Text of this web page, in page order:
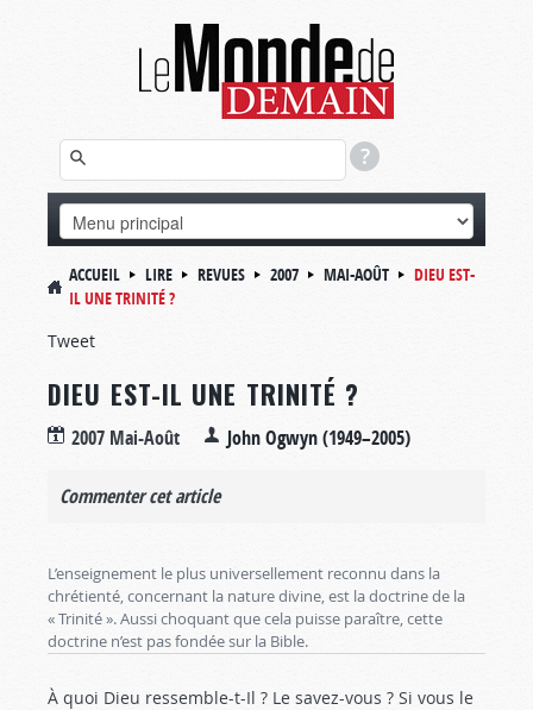
ACCUEIL LIRE REVUES 2007 MAI-AOÛT
DIEU EST-
IL UNE TRINITÉ ?
Tweet
DIEU EST-IL UNE TRINITÉ ?
2007 Mai-Août John Ogwyn (1949–2005)
Commenter cet article
L’enseignement le plus universellement reconnu dans la
chrétienté, concernant la nature divine, est la doctrine de la
« Trinité ». Aussi choquant que cela puisse paraître, cette
doctrine n’est pas fondée sur la Bible.
À quoi Dieu ressemble-t-Il ? Le savez-vous ? Si vous le